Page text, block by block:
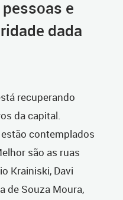
e
dada
recuperando
da capital.
contemplados
são as ruas
Krainiski, Davi
de Souza Moura,